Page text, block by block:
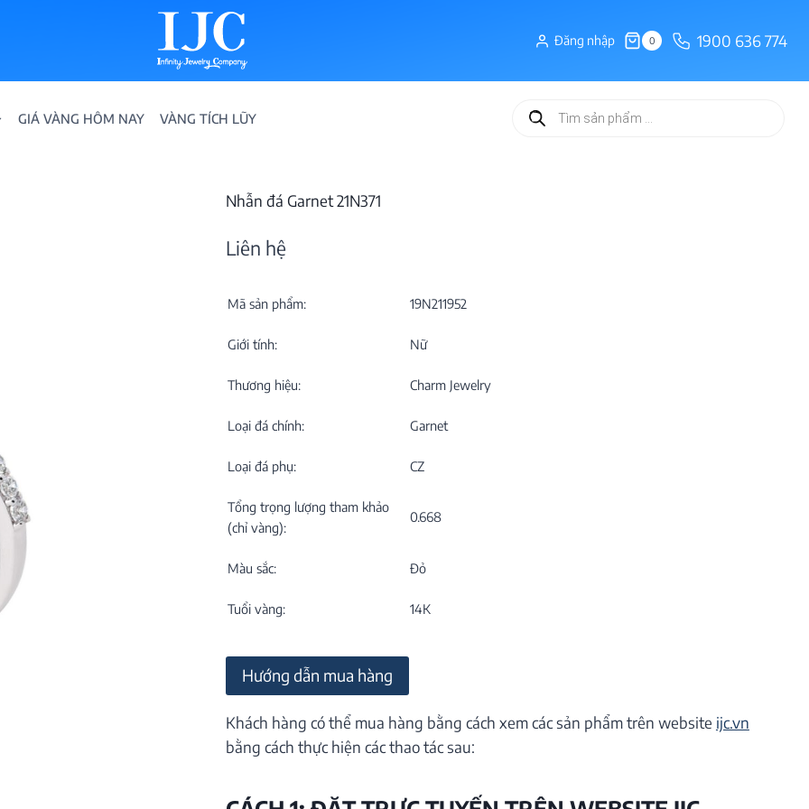
Đăng nhập 0 1900 636 774
GIÁ VÀNG HÔM NAY VÀNG TÍCH LŨY
Tìm
kiếm
Nhẫn đá Garnet 21N371
Liên hệ
Mã sản phẩm: 19N211952
Giới tính: Nữ
Thương hiệu: Charm Jewelry
Loại đá chính: Garnet
Loại đá phụ: CZ
Tổng trọng lượng tham khảo
(chỉ vàng):
0.668
Màu sắc: Đỏ
Tuổi vàng: 14K
Hướng dẫn mua hàng
Khách hàng có thể mua hàng bằng cách xem các sản phẩm trên website ijc.vn
bằng cách thực hiện các thao tác sau: